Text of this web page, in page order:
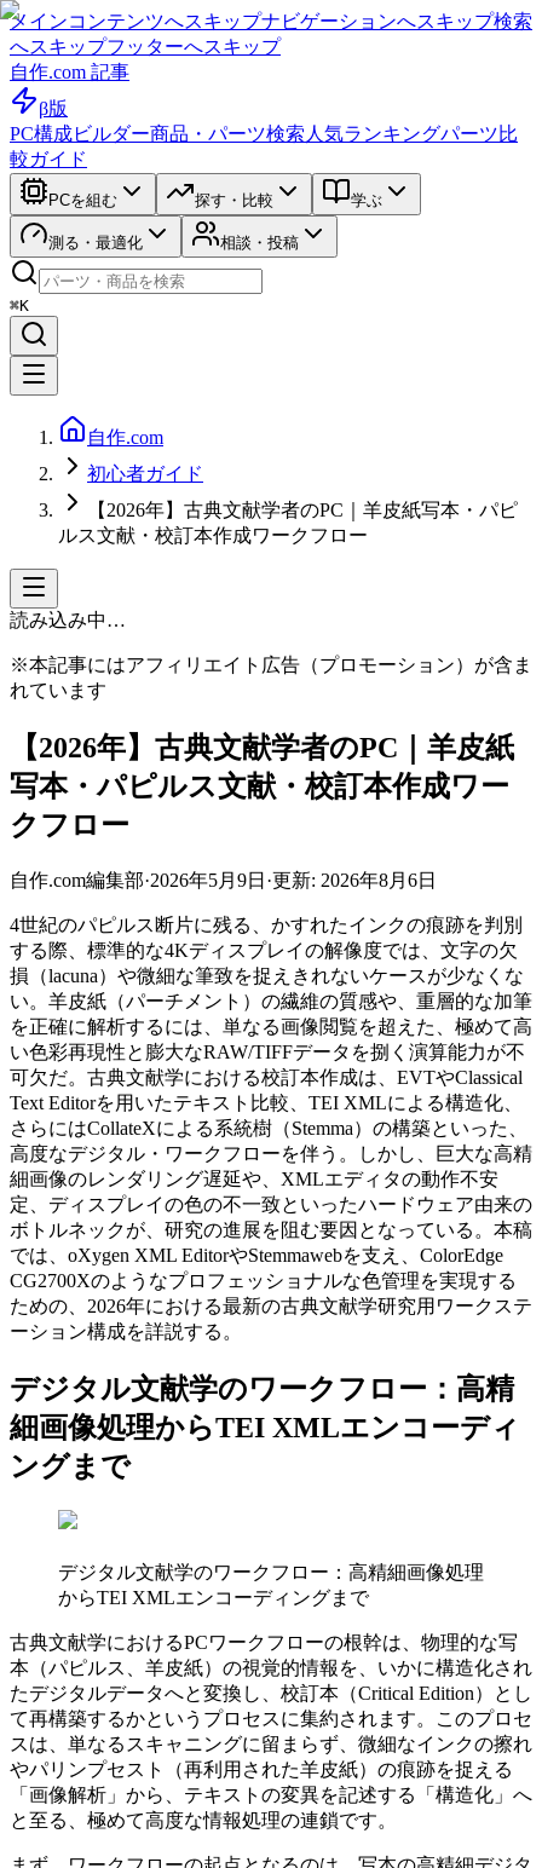
メインコンテンツへスキップナビゲーションへスキップ検索
へスキップフッターへスキップ
自作.com 記事
β版
PC構成ビルダー商品・パーツ検索 人気ランキングパーツ比
較ガイド
PCを組む 探す・比較 学ぶ
測る・最適化 相談・投稿
⌘K
自作.com
初心者ガイド
【2026年】古典文献学者のPC｜羊皮紙写本・パピ
ルス文献・校訂本作成ワークフロー
読み込み中…
※本記事にはアフィリエイト広告（プロモーション）が含ま
れています
【2026年】古典文献学者のPC｜羊皮紙
写本・パピルス文献・校訂本作成ワー
クフロー
自作.com編集部·2026年5月9日 ·更新: 2026年8月6日
4世紀のパピルス断片に残る、かすれたインクの痕跡を判別
する際、標準的な4Kディスプレイの解像度では、文字の欠
損（lacuna）や微細な筆致を捉えきれないケースが少なくな
い。羊皮紙（パーチメント）の繊維の質感や、重層的な加筆
を正確に解析するには、単なる画像閲覧を超えた、極めて高
い色彩再現性と膨大なRAW/TIFFデータを捌く演算能力が不
可欠だ。古典文献学における校訂本作成は、EVTやClassical
Text Editorを用いたテキスト比較、TEI XMLによる構造化、
さらにはCollateXによる系統樹（Stemma）の構築といった、
高度なデジタル・ワークフローを伴う。しかし、巨大な高精
細画像のレンダリング遅延や、XMLエディタの動作不安
定、ディスプレイの色の不一致といったハードウェア由来の
ボトルネックが、研究の進展を阻む要因となっている。本稿
では、oXygen XML EditorやStemmawebを支え、ColorEdge
CG2700Xのようなプロフェッショナルな色管理を実現する
ための、2026年における最新の古典文献学研究用ワークステ
ーション構成を詳説する。
デジタル文献学のワークフロー：高精
細画像処理からTEI XMLエンコーディ
ングまで
デジタル文献学のワークフロー：高精細画像処理
からTEI XMLエンコーディングまで
古典文献学におけるPCワークフローの根幹は、物理的な写
本（パピルス、羊皮紙）の視覚的情報を、いかに構造化され
たデジタルデータへと変換し、校訂本（Critical Edition）とし
て再構築するかというプロセスに集約されます。このプロセ
スは、単なるスキャニングに留まらず、微細なインクの擦れ
やパリンプセスト（再利用された羊皮紙）の痕跡を捉える
「画像解析」から、テキストの変異を記述する「構造化」へ
と至る、極めて高度な情報処理の連鎖です。